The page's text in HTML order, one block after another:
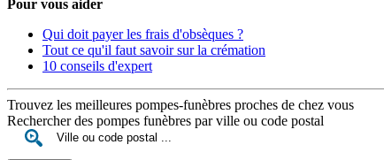
Pour vous aider
Qui doit payer les frais d'obsèques ?
Tout ce qu'il faut savoir sur la crémation
10 conseils d'expert
Trouvez les meilleures pompes-funèbres proches de chez vous
Rechercher des pompes funèbres par ville ou code postal